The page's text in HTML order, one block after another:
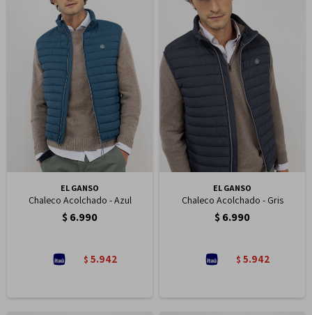
EL GANSO
Chaleco Acolchado - Azul
$6.990
$ 5.942
EL GANSO
Chaleco Acolchado - Gris
$6.990
$ 5.942